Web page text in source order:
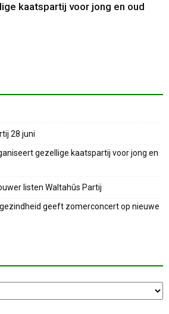
kaatspartij voor jong en oud
28 juni
gezellige kaatspartij voor jong en
listen Waltahûs Partij
geeft zomerconcert op nieuwe